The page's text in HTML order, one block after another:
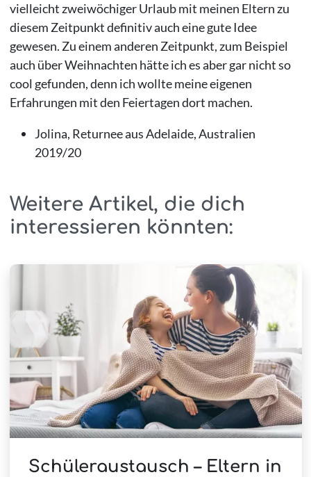
vielleicht zweiwöchiger Urlaub mit meinen Eltern zu
diesem Zeitpunkt definitiv auch eine gute Idee
gewesen. Zu einem anderen Zeitpunkt, zum Beispiel
auch über Weihnachten hätte ich es aber gar nicht so
cool gefunden, denn ich wollte meine eigenen
Erfahrungen mit den Feiertagen dort machen.
Jolina, Returnee aus Adelaide, Australien
2019/20
Weitere Artikel, die dich
interessieren könnten:
Schüleraustausch – Eltern in